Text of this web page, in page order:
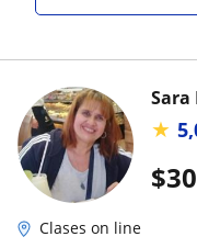
$
Sara
★
Clases on line